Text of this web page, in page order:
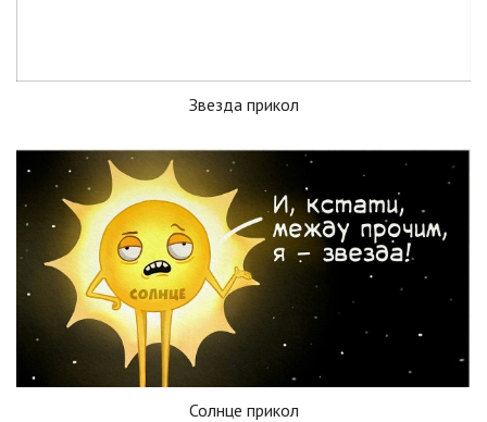
Звезда прикол
Солнце прикол